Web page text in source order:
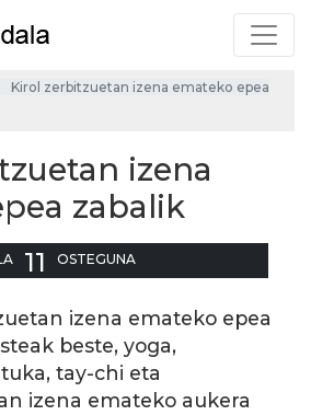
Kirol zerbitzuetan izena emateko epea
izena
zabalik
11 OSTEGUNA
izena emateko epea
beste, yoga,
tay-chi eta
izena emateko aukera